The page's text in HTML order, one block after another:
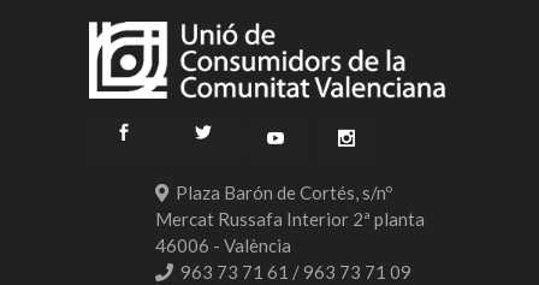
Plaza Barón de Cortés, s/nº
Mercat Russafa Interior 2ª planta
46006 - València
963 73 71 61 / 963 73 71 09